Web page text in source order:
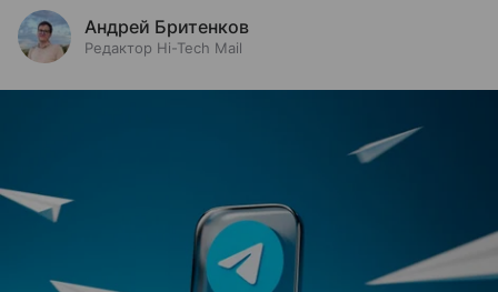
Андрей Бритенков
Редактор Hi-Tech Mail